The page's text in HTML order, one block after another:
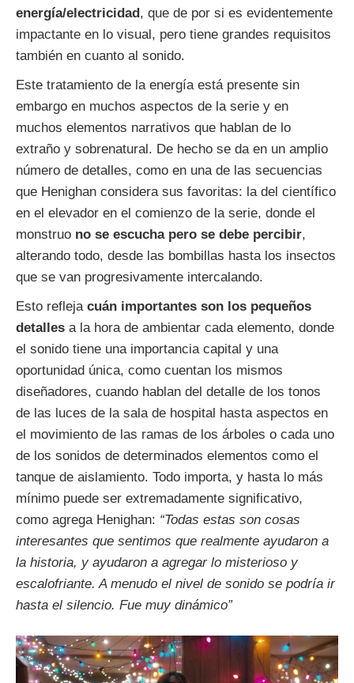
energía/electricidad, que de por si es evidentemente
impactante en lo visual, pero tiene grandes requisitos
también en cuanto al sonido.
Este tratamiento de la energía está presente sin
embargo en muchos aspectos de la serie y en
muchos elementos narrativos que hablan de lo
extraño y sobrenatural. De hecho se da en un amplio
número de detalles, como en una de las secuencias
que Henighan considera sus favoritas: la del científico
en el elevador en el comienzo de la serie, donde el
monstruo no se escucha pero se debe percibir,
alterando todo, desde las bombillas hasta los insectos
que se van progresivamente intercalando.
Esto refleja cuán importantes son los pequeños
detalles a la hora de ambientar cada elemento, donde
el sonido tiene una importancia capital y una
oportunidad única, como cuentan los mismos
diseñadores, cuando hablan del detalle de los tonos
de las luces de la sala de hospital hasta aspectos en
el movimiento de las ramas de los árboles o cada uno
de los sonidos de determinados elementos como el
tanque de aislamiento. Todo importa, y hasta lo más
mínimo puede ser extremadamente significativo,
como agrega Henighan: “Todas estas son cosas
interesantes que sentimos que realmente ayudaron a
la historia, y ayudaron a agregar lo misterioso y
escalofriante. A menudo el nivel de sonido se podría ir
hasta el silencio. Fue muy dinámico”